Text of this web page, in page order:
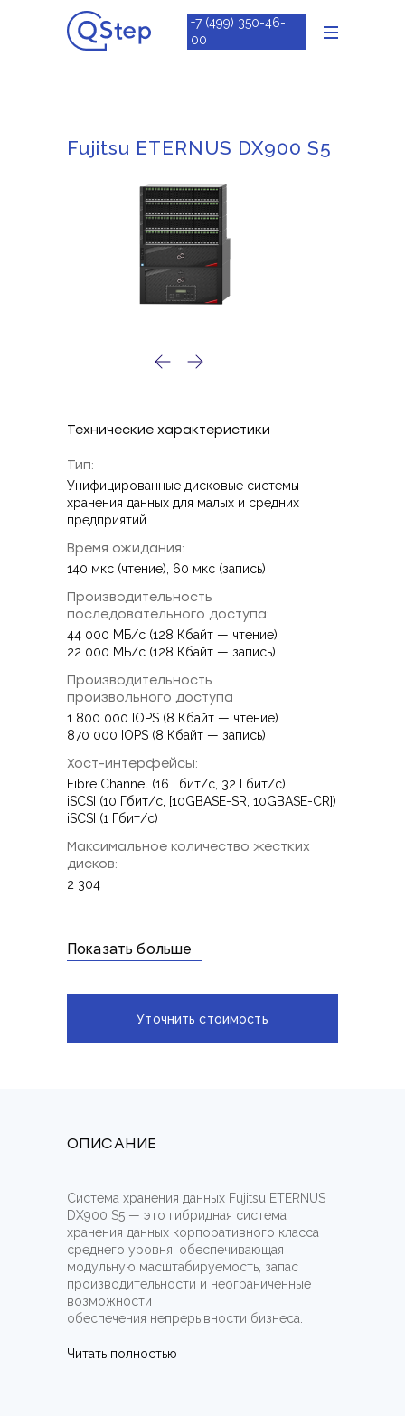
+7 (499) 350-46-
00
Fujitsu ETERNUS DX900 S5
Технические характеристики
Тип:
Унифицированные дисковые системы
хранения данных для малых и средних
предприятий
Время ожидания:
140 мкс (чтение), 60 мкс (запись)
Производительность
последовательного доступа:
44 000 МБ/с (128 Кбайт — чтение)
22 000 МБ/с (128 Кбайт — запись)
Производительность
произвольного доступа
1 800 000 IOPS (8 Кбайт — чтение)
870 000 IOPS (8 Кбайт — запись)
Хост-интерфейсы:
Fibre Channel (16 Гбит/с, 32 Гбит/с)
iSCSI (10 Гбит/с, [10GBASE-SR, 10GBASE-CR])
iSCSI (1 Гбит/с)
Максимальное количество жестких
дисков:
2 304
Уточнить стоимость
Показать больше
ОПИСАНИЕ
Система хранения данных Fujitsu ETERNUS
DX900 S5 — это гибридная система
хранения данных корпоративного класса
среднего уровня, обеспечивающая
модульную масштабируемость, запас
производительности и неограниченные
возможности
обеспечения непрерывности бизнеса.
Читать полностью